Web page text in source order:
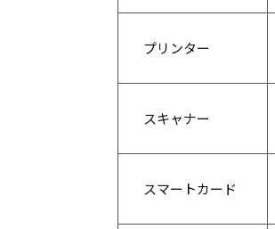
プリンター
スキャナー
スマートカード